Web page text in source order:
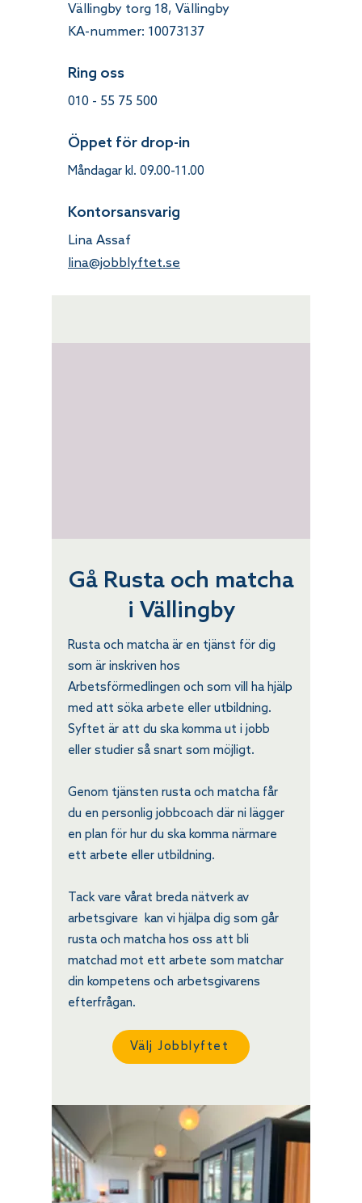
Vällingby torg 18, Vällingby
KA-nummer: 10073137
Ring oss
010 - 55 75 500
Öppet för drop-in
Måndagar kl. 09.00-11.00
Kontorsansvarig
Lina Assaf
lina@jobblyftet.se
Gå Rusta och matcha
i Vällingby
Rusta och matcha är en tjänst för dig
som är inskriven hos
Arbetsförmedlingen och som vill ha hjälp
med att söka arbete eller utbildning.
Syftet är att du ska komma ut i jobb
eller studier så snart som möjligt.
Genom tjänsten rusta och matcha får
du en personlig jobbcoach där ni lägger
en plan för hur du ska komma närmare
ett arbete eller utbildning.
Tack vare vårat breda nätverk av
arbetsgivare kan vi hjälpa dig som går
rusta och matcha hos oss att bli
matchad mot ett arbete som matchar
din kompetens och arbetsgivarens
efterfrågan.
Välj Jobblyftet